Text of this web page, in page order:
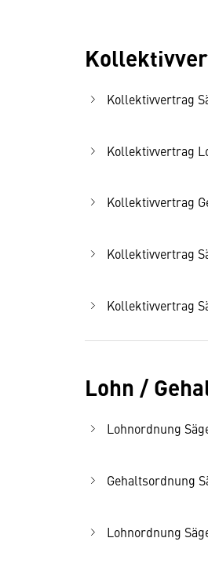
Kollektivvertrag
Kollektivvertrag
Kollektivvertrag
Kollektivvertrag
Kollektivvertrag
Lohn /
Lohnordnung
Gehaltsordnung
Lohnordnung